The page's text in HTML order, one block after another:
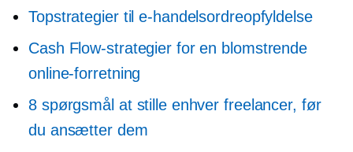
Topstrategier til e-handelsordreopfyldelse
Cash Flow-strategier for en blomstrende
online-forretning
8 spørgsmål at stille enhver freelancer, før
du ansætter dem